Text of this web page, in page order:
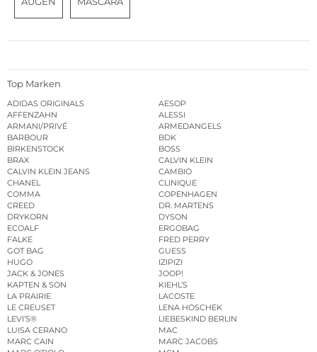
Top Marken
ADIDAS ORIGINALS
AESOP
AFFENZAHN
ALESSI
ARMANI/PRIVÉ
ARMEDANGELS
BARBOUR
BDK
BIRKENSTOCK
BOSS
BRAX
CALVIN KLEIN
CALVIN KLEIN JEANS
CAMBIO
CHANEL
CLINIQUE
COMMA
COPENHAGEN
CREED
DR. MARTENS
DRYKORN
DYSON
ECOALF
ERGOBAG
FALKE
FRED PERRY
GOT BAG
GUESS
HUGO
IZIPIZI
JACK & JONES
JOOP!
KAPTEN & SON
KIEHL’S
LA PRAIRIE
LACOSTE
LE CREUSET
LENA HOSCHEK
LEVI’S®
LIEBESKIND BERLIN
LUISA CERANO
MAC
MARC CAIN
MARC JACOBS